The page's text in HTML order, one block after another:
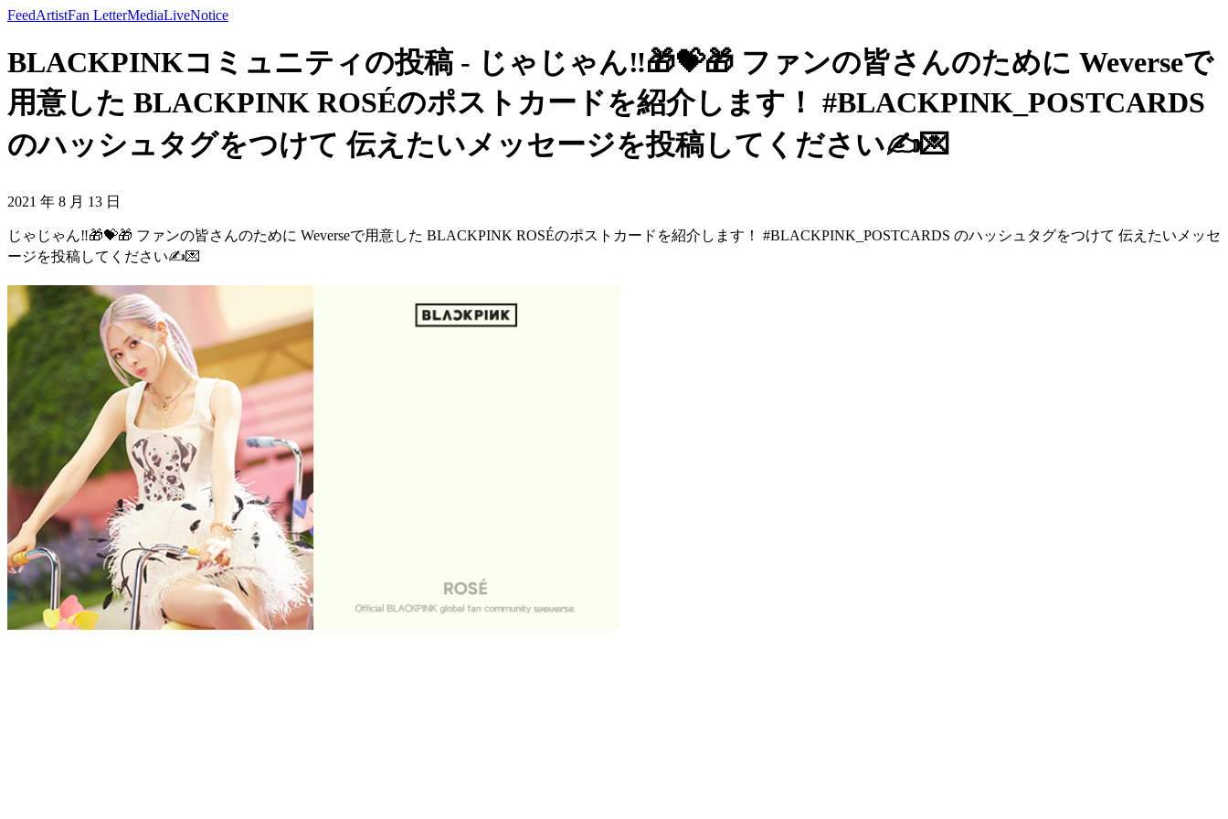
FeedArtistFan LetterMediaLiveNotice
BLACKPINKコミュニティの投稿 - じゃじゃん‼🎁💝🎁 ファンの皆さんのために Weverseで
用意した BLACKPINK ROSÉのポストカードを紹介します！ #BLACKPINK_POSTCARDS
のハッシュタグをつけて 伝えたいメッセージを投稿してください✍💌
2021 年 8 月 13 日
じゃじゃん‼🎁💝🎁 ファンの皆さんのために Weverseで用意した BLACKPINK ROSÉのポストカードを紹介します！ #BLACKPINK_POSTCARDS のハッシュタグをつけて 伝えたいメッセ
ージを投稿してください✍💌